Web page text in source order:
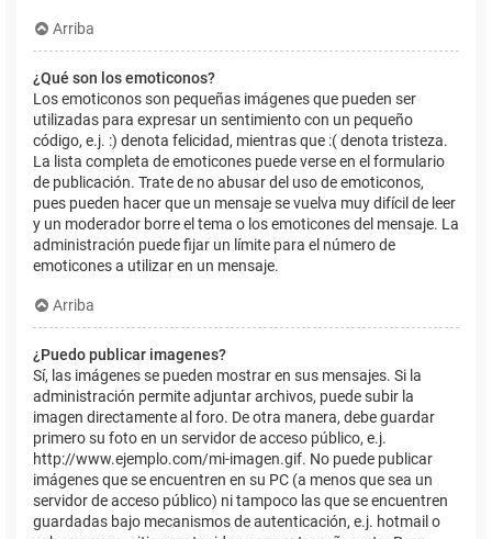
Arriba
¿Qué son los emoticonos?
Los emoticonos son pequeñas imágenes que pueden ser
utilizadas para expresar un sentimiento con un pequeño
código, e.j. :) denota felicidad, mientras que :( denota tristeza.
La lista completa de emoticones puede verse en el formulario
de publicación. Trate de no abusar del uso de emoticonos,
pues pueden hacer que un mensaje se vuelva muy difícil de leer
y un moderador borre el tema o los emoticones del mensaje. La
administración puede fijar un límite para el número de
emoticones a utilizar en un mensaje.
Arriba
¿Puedo publicar imagenes?
Sí, las imágenes se pueden mostrar en sus mensajes. Si la
administración permite adjuntar archivos, puede subir la
imagen directamente al foro. De otra manera, debe guardar
primero su foto en un servidor de acceso público, e.j.
http://www.ejemplo.com/mi-imagen.gif. No puede publicar
imágenes que se encuentren en su PC (a menos que sea un
servidor de acceso público) ni tampoco las que se encuentren
guardadas bajo mecanismos de autenticación, e.j. hotmail o